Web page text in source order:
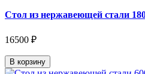
Стол из нержавеющей стали
16500 ₽
В корзину